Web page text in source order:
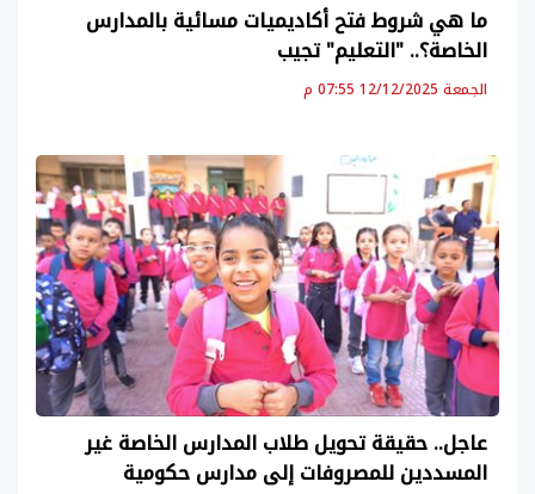
ما هي شروط فتح أكاديميات مسائية بالمدارس
الخاصة؟.. "التعليم" تجيب
الجمعة 12/12/2025 07:55 م
عاجل.. حقيقة تحويل طلاب المدارس الخاصة غير
المسددين للمصروفات إلى مدارس حكومية